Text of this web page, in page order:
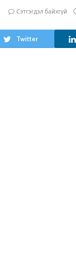
Сэтгэгдэл байхгүй
Twitter